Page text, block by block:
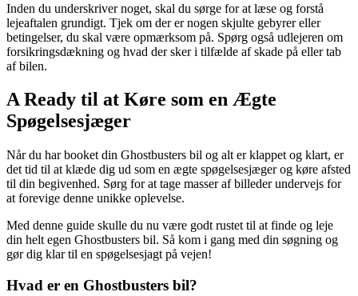
Inden du underskriver noget, skal du sørge for at læse og forstå
lejeaftalen grundigt. Tjek om der er nogen skjulte gebyrer eller
betingelser, du skal være opmærksom på. Spørg også udlejeren om
forsikringsdækning og hvad der sker i tilfælde af skade på eller tab
af bilen.
A Ready til at Køre som en Ægte
Spøgelsesjæger
Når du har booket din Ghostbusters bil og alt er klappet og klart, er
det tid til at klæde dig ud som en ægte spøgelsesjæger og køre afsted
til din begivenhed. Sørg for at tage masser af billeder undervejs for
at forevige denne unikke oplevelse.
Med denne guide skulle du nu være godt rustet til at finde og leje
din helt egen Ghostbusters bil. Så kom i gang med din søgning og
gør dig klar til en spøgelsesjagt på vejen!
Hvad er en Ghostbusters bil?